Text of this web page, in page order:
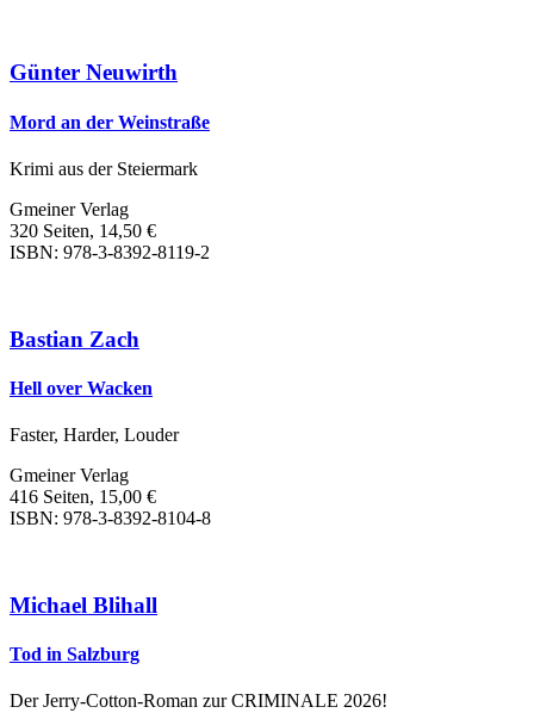
Günter Neuwirth
Mord an der Weinstraße
Krimi aus der Steiermark
Gmeiner Verlag
320 Seiten, 14,50 €
ISBN: 978-3-8392-8119-2
Bastian Zach
Hell over Wacken
Faster, Harder, Louder
Gmeiner Verlag
416 Seiten, 15,00 €
ISBN: 978-3-8392-8104-8
Michael Blihall
Tod in Salzburg
Der Jerry-Cotton-Roman zur CRIMINALE 2026!